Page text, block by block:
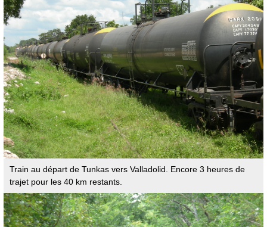
Train au départ de Tunkas vers Valladolid. Encore 3 heures de
trajet pour les 40 km restants.